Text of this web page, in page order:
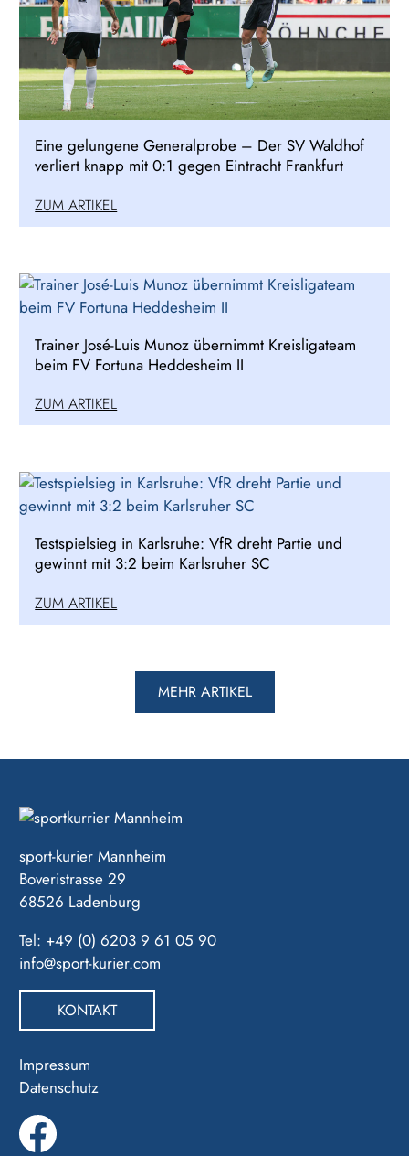
Eine gelungene Generalprobe – Der SV Waldhof
verliert knapp mit 0:1 gegen Eintracht Frankfurt
ZUM ARTIKEL
Trainer José-Luis Munoz übernimmt Kreisligateam
beim FV Fortuna Heddesheim II
ZUM ARTIKEL
Testspielsieg in Karlsruhe: VfR dreht Partie und
gewinnt mit 3:2 beim Karlsruher SC
ZUM ARTIKEL
MEHR ARTIKEL
sport-kurier Mannheim
Boveristrasse 29
68526 Ladenburg
Tel: +49 (0) 6203 9 61 05 90
info@sport-kurier.com
KONTAKT
Impressum
Datenschutz